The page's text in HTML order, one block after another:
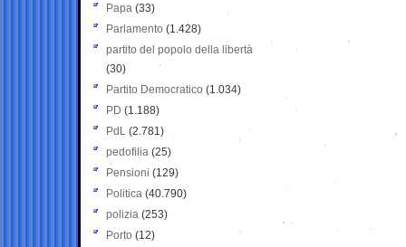
Papa (33)
Parlamento (1.428)
partito del popolo della libertà
(30)
Partito Democratico (1.034)
PD (1.188)
PdL (2.781)
pedofilia (25)
Pensioni (129)
Politica (40.790)
polizia (253)
Porto (12)